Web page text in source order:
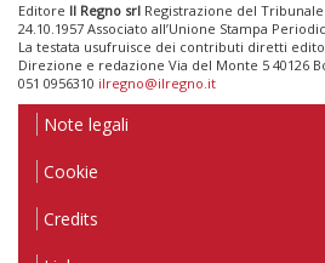
Editore Il Regno srl Registrazione del
24.10.1957 Associato all’Unione Stampa
La testata usufruisce dei contributi diretti
Direzione e redazione Via del Monte 5 40126
051 0956310 ilregno@ilregno.it
Note legali
Cookie
Credits